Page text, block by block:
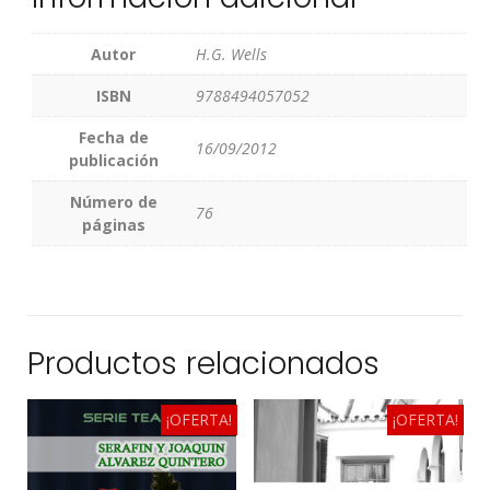
Autor
H.G. Wells
ISBN
9788494057052
Fecha de
publicación
16/09/2012
Número de
páginas
76
Productos relacionados
¡OFERTA! ¡OFERTA!